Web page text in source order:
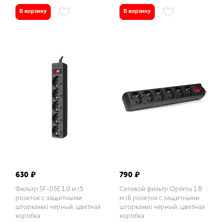
1
1,8
Длина кабеля, м
Номинальное напряжение, В
230
В корзину В корзину
630 ₽
Фильтр SF-05E 1,0 м (5
розеток с защитными
шторками) черный, цветная
коробка
790 ₽
Сетевой фильтр Optima 1.8
м (6 розеток с защитными
шторками) черный, цветная
коробка